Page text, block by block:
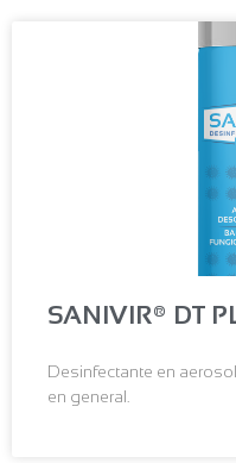
SANIVIR® DT
Desinfectante en
en general.